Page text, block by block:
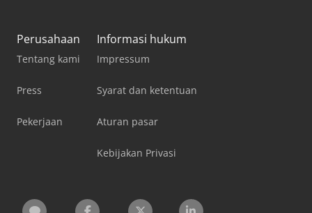
Perusahaan
Tentang kami
Press
Pekerjaan
Informasi hukum
Impressum
Syarat dan ketentuan
Aturan pasar
Kebijakan Privasi